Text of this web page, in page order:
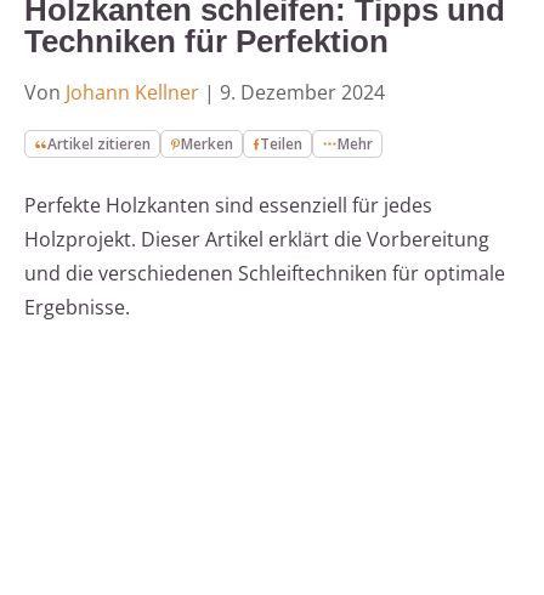
Holzkanten schleifen: Tipps und
Techniken für Perfektion
Von Johann Kellner | 9. Dezember 2024
Artikel zitieren Merken Teilen Mehr
Perfekte Holzkanten sind essenziell für jedes
Holzprojekt. Dieser Artikel erklärt die Vorbereitung
und die verschiedenen Schleiftechniken für optimale
Ergebnisse.